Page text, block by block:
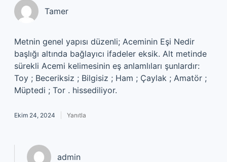
Tamer
Metnin genel yapısı düzenli; Aceminin Eşi Nedir
başlığı altında bağlayıcı ifadeler eksik. Alt metinde
sürekli Acemi kelimesinin eş anlamlıları şunlardır:
Toy ; Beceriksiz ; Bilgisiz ; Ham ; Çaylak ; Amatör ;
Müptedi ; Tor . hissediliyor.
Ekim 24, 2024 Yanıtla
admin